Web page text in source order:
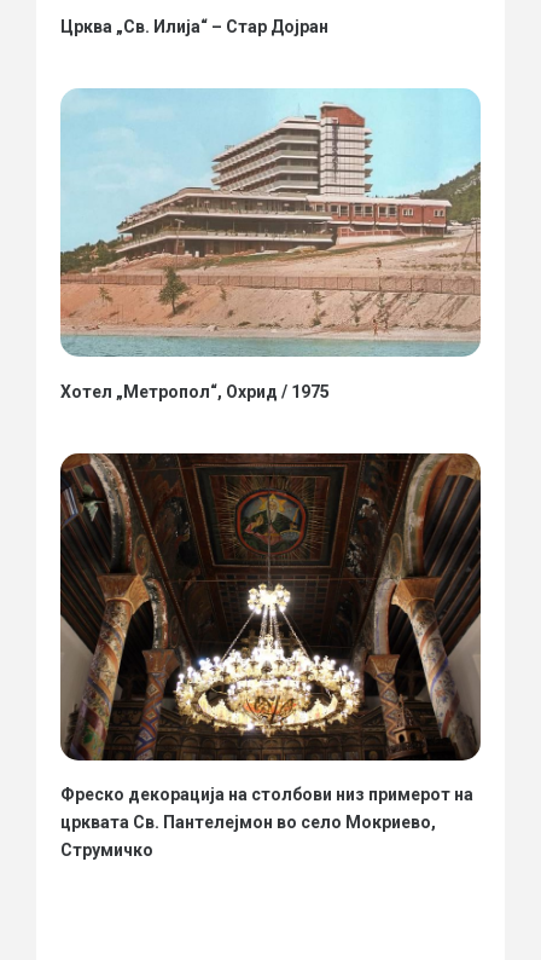
Црква „Св. Илија“ – Стар Дојран
Хотел „Метропол“, Охрид / 1975
Фреско декорација на столбови низ примерот на
црквата Св. Пантелејмон во село Мокриево,
Струмичко